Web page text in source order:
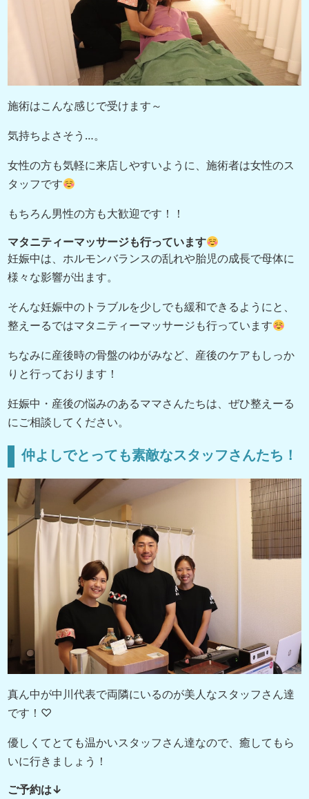
施術はこんな感じで受けます～
気持ちよさそう…。
女性の方も気軽に来店しやすいように、施術者は女性のス
タッフです
もちろん男性の方も大歓迎です！！
マタニティーマッサージも行っています
妊娠中は、ホルモンバランスの乱れや胎児の成長で母体に
様々な影響が出ます。
そんな妊娠中のトラブルを少しでも緩和できるようにと、
整えーるではマタニティーマッサージも行っています
ちなみに産後時の骨盤のゆがみなど、産後のケアもしっか
りと行っております！
妊娠中・産後の悩みのあるママさんたちは、ぜひ整えーる
にご相談してください。
仲よしでとっても素敵なスタッフさんたち！
真ん中が中川代表で両隣にいるのが美人なスタッフさん達
です！♡
優しくてとても温かいスタッフさん達なので、癒してもら
いに行きましょう！
ご予約は↓